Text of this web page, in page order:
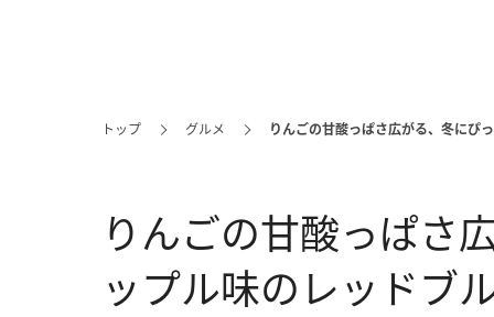
トップ グルメ りんごの甘酸っぱさ広がる、冬にぴ
りんごの甘酸っぱさ
ップル味のレッドブ